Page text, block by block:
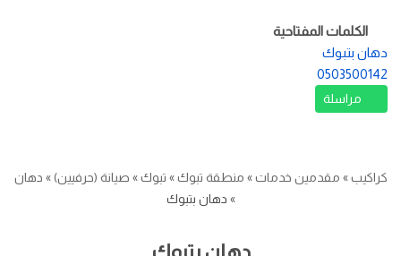
الكلمات المفتاحية
دهان بتبوك
0503500142
مراسلة
كراكيب» مقدمين خدمات» منطقة تبوك» تبوك» صيانة (حرفيين)» دهان
» دهان بتبوك